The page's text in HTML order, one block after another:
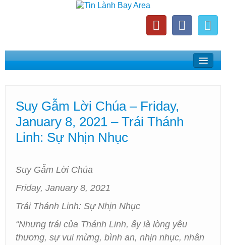
Home
Phát Thanh Tin Lành Bay Area
Các Hội Thánh Bắc California
Suy Gẫm Lời Chúa – Friday,
January 8, 2021 – Trái Thánh
Linh: Sự Nhịn Nhục
Suy Gẫm Lời Chúa
Friday, January 8, 2021
Trái Thánh Linh: Sự Nhịn Nhục
“Nhưng trái của Thánh Linh, ấy là lòng yêu
thương, sự vui mừng, bình an, nhịn nhục, nhân